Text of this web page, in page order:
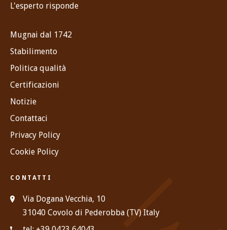
L'esperto risponde
Mugnai dal 1742
Stabilimento
Politica qualità
Certificazioni
Notizie
Contattaci
Privacy Policy
Cookie Policy
CONTATTI
Via Dogana Vecchia, 10
31040 Covolo di Pederobba (TV) Italy